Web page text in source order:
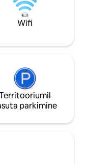
Wifi
parkimine